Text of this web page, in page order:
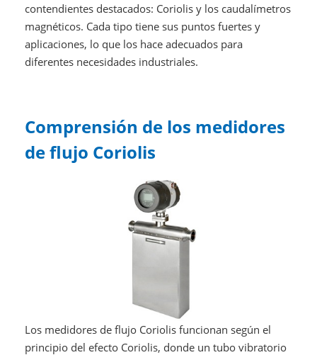
contendientes destacados: Coriolis y los caudalímetros
magnéticos. Cada tipo tiene sus puntos fuertes y
aplicaciones, lo que los hace adecuados para
diferentes necesidades industriales.
Comprensión de los medidores
de flujo Coriolis
Los medidores de flujo Coriolis funcionan según el
principio del efecto Coriolis, donde un tubo vibratorio